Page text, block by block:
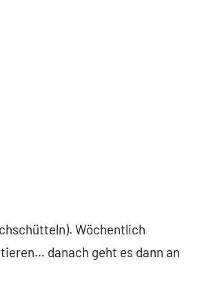
Wöchentlich
danach geht es dann an